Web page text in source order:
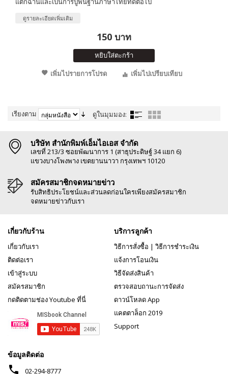
ดูรายละเอียดเพิ่มเติม
150 บาท
หยิบใส่ตะกร้า
เพิ่มไปรายการโปรด
เพิ่มไปเปรียบเทียบ
เรียงตาม ดูในมุมมอง:
บริษัท สำนักพิมพ์เอ็มไอเอส จำกัด
เลขที่ 213/3 ซอยพัฒนาการ 1 (สาธุประดิษฐ์ 34 แยก 6)
แขวงบางโพงพาง เขตยานนาวา กรุงเทพฯ 10120
สมัครสมาชิกจดหมายข่าว
รับสิทธิประโยชน์และส่วนลดก่อนใครเพียงสมัครสมาชิก
จดหมายข่าวกับเรา
เกี่ยวกับร้าน
เกี่ยวกับเรา
ติดต่อเรา
เข้าสู่ระบบ
สมัครสมาชิก
กดติดตามช่อง Youtube ที่นี่
บริการลูกค้า
วิธีการสั่งซื้อ | วิธีการชำระเงิน
แจ้งการโอนเงิน
วิธีจัดส่งสินค้า
ตรวจสอบถานะการจัดส่ง
ดาวน์โหลด App
แคตตาล็อก 2019
Support
ข้อมูลติดต่อ
phone 02-294-8777